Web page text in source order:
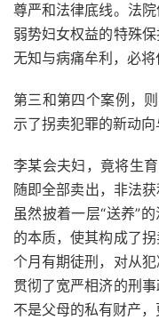
尊严和法律底线。法
弱势妇女权益的特殊
无知与病痛牟利，必将
第三和第四个案例，
示了拐卖犯罪的新动向
李某会夫妇，竟将生
随即全部卖出，非法获
虽然披着一层“送养”
的本质，使其构成了
个月有期徒刑，对从
贯彻了宽严相济的刑
不是父母的私有财产，